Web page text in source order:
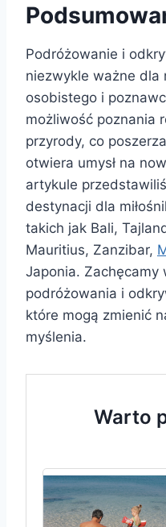
Podróżowanie i
niezwykle ważne dla
osobistego i
możliwość poznania
przyrody, co
otwiera umysł na
artykule
destynacji dla
takich jak Bali,
Mauritius, Zanzibar,
Japonia. Zachęcamy
podróżowania i
które mogą zmienić
myślenia.
Warto